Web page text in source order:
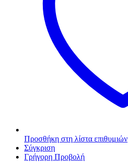
Προσθήκη στη λίστα επιθυμιών
Σύγκριση
Γρήγορη Προβολή